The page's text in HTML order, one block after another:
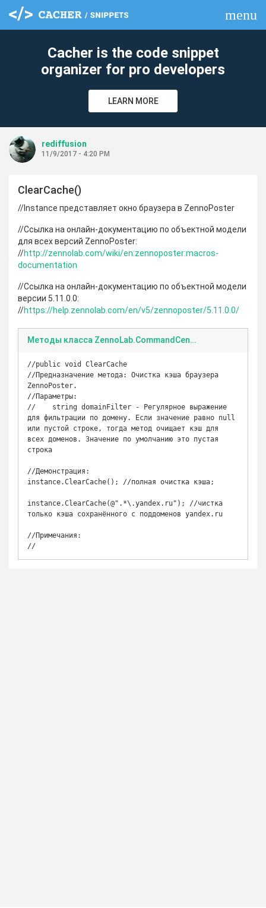
menu
Cacher is the code snippet
organizer for pro developers
LEARN MORE
rediffusion
11/9/2017 - 4:20 PM
ClearCache()
//Instance представляет окно браузера в ZennoPoster
//Ссылка на онлайн-документацию по объектной модели
для всех версий ZennoPoster:
//http://zennolab.com/wiki/en:zennoposter:macros-
documentation
//Ссылка на онлайн-документацию по объектной модели
версии 5.11.0.0:
//https://help.zennolab.com/en/v5/zennoposter/5.11.0.0/
Методы класса ZennoLab.CommandCenter.Instance
//public void ClearCache
//Предназначение метода: Очистка кэша браузера
ZennoPoster.
//Параметры:
//    string domainFilter - Регулярное выражение
для фильтрации по домену. Если значение равно null
или пустой строке, тогда метод очищает кэш для
всех доменов. Значение по умолчанию это пустая
строка
//Демонстрация:
instance.ClearCache(); //полная очистка кэша;
instance.ClearCache(@".*\.yandex.ru"); //чистка
только кэша сохранённого с поддоменов yandex.ru
//Примечания:
clear